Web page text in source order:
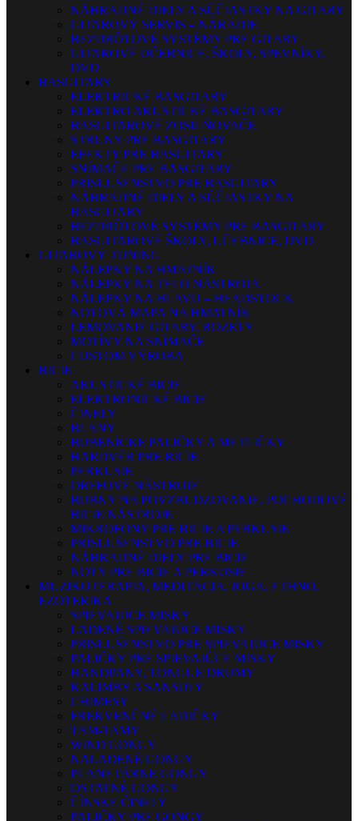
NÁHRADNÉ DIELY A SÚČIASTKY NA GITARY
GITAROVÝ SERVIS – NÁRADIE
BEZDRÔTOVÉ SYSTÉMY PRE GITARY
GITAROVÉ UČEBNICE, ŠKOLY, SPEVNÍKY,
DVD
BASGITARY
ELEKTRICKÉ BASGITARY
ELEKTRO AKUSTICKÉ BASGITARY
BASGITAROVÉ ZOSILŇOVAČE
STRUNY PRE BASGITARY
EFEKTY PRE BASGITARY
SNÍMAČE PRE BASGITARY
PRÍSLUŠENSTVO PRE BASGITARY
NÁHRADNÉ DIELY A SÚČIASTKY NA
BASGITARY
BEZDRÔTOVÉ SYSTÉMY PRE BASGITARY
BASGITAROVÉ ŠKOLY, UČEBNICE, DVD
GITAROVÝ TUNING
NÁLEPKY NA HMATNÍK
NÁLEPKY NA TELO NÁSTROJA
NÁLEPKY NA HLAVU – HEADSTOCK
NOTOVÁ MAPA NA HMATNÍK
LEMOVANIE GITARY, ROZETY
MOTÍVY NA SNÍMAČE
CUSTOM VÝROBA
BICIE
AKUSTICKÉ BICIE
ELEKTRONICKÉ BICIE
ČINELY
BLANY
BUBENÍCKE PALIČKY A METLIČKY
HARDVÉR PRE BICIE
PERKUSIE
ORFFOVÉ NÁSTROJE
BUBNY NA POVZBUDZOVANIE, POCHODOVÉ
BICIE NÁSTROJE
MIKROFÓNY PRE BICIE A PERKUSIE
PRÍSLUŠENSTVO PRE BICIE
NÁHRADNÉ DIELY PRE BICIE
NOTY PRE BICIE A PERKUSIE
MUZIKOTERAPIA, MEDITÁCIA, JOGA, ETHNO,
EZOTERIKA
SPIEVAJÚCE MISKY
LADENÉ SPIEVAJÚCE MISKY
PRISLUŠENSTVO PRE SPIEVAJÚCE MISKY
PALIČKY PRE SPIEVAJÚCE MISKY
HANDPANY, TONGUE DRUMY
KALIMBY A SANSULY
CHIMESY
FREKVENČNÉ LADIČKY
TAM-TAMY
WIND GONGY
NALADENÉ GONGY
PLANETÁRNE GONGY
OSTATNÉ GONGY
ČÍNSKE ČINELY
PALIČKY PRE GONGY